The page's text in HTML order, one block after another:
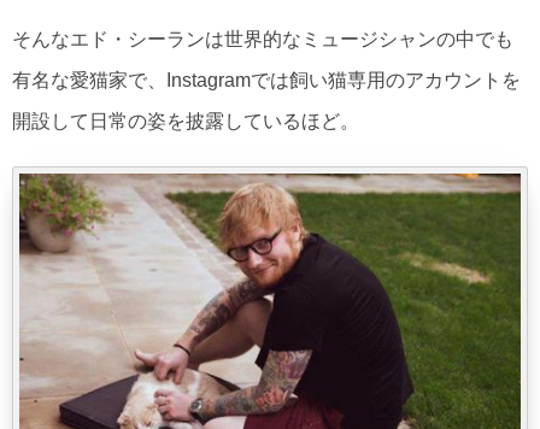
そんなエド・シーランは世界的なミュージシャンの中でも
有名な愛猫家で、Instagramでは飼い猫専用のアカウントを
開設して日常の姿を披露しているほど。